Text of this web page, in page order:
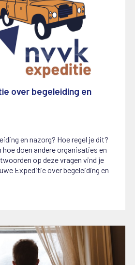
over begeleiding en
en nazorg? Hoe regel je dit?
hoe doen andere organisaties en
op deze vragen vind je
Expeditie over begeleiding en